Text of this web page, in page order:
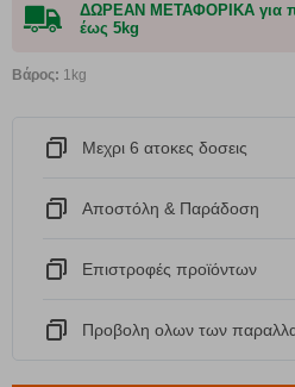
ΔΩΡΕΑΝ ΜΕΤΑΦΟΡΙΚΑ για
έως 5kg
Βάρος: 1kg
Μεχρι 6 ατοκες δοσεις
Αποστόλη & Παράδοση
Eπιστροφές προϊόντων
Προβολη ολων των